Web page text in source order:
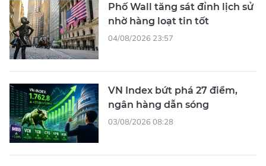
Phố Wall tăng sát đỉnh lịch sử
nhờ hàng loạt tin tốt
04/08/2026 23:57
VN Index bứt phá 27 điểm,
ngân hàng dẫn sóng
03/08/2026 08:28